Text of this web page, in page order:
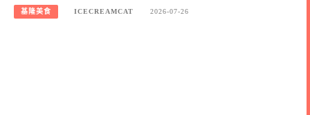
基隆美食 ICECREAMCAT 2026-07-26